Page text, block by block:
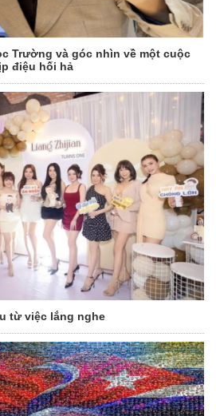
Trường và góc nhìn về một cuộc
điệu hối hả
từ việc lắng nghe